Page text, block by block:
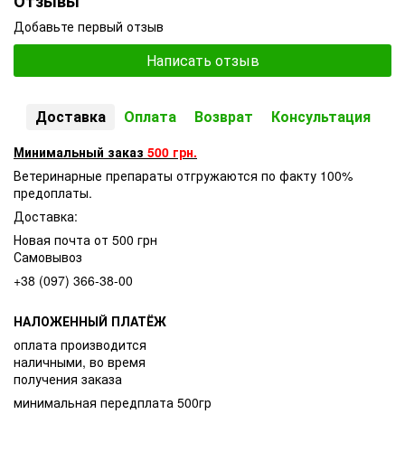
Добавьте первый отзыв
Написать отзыв
Доставка Оплата Возврат Консультация
Минимальный заказ 500 грн.
Ветеринарные препараты отгружаются по факту 100%
предоплаты.
Доставка:
Новая почта от 500 грн
Самовывоз
+38 (097) 366-38-00
НАЛОЖЕННЫЙ ПЛАТЁЖ
оплата производится
наличными, во время
получения заказа
минимальная передплата 500гр